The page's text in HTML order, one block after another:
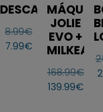
8.99€
7.99€
JOLIE
EVO +
MILKEASY
168.99€
139.99€